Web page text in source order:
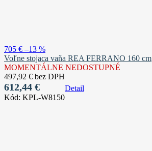
705 € –13 %
Voľne stojaca vaňa REA FERRANO 160 cm
MOMENTÁLNE NEDOSTUPNÉ
497,92 € bez DPH
612,44 €
Detail
Kód: KPL-W8150